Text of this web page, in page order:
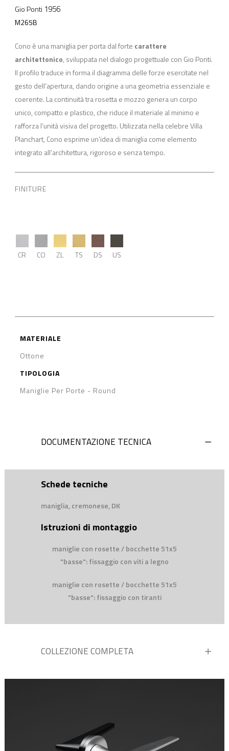
Gio Ponti 1956
M265B
Cono è una maniglia per porta dal forte carattere
architettonico, sviluppata nel dialogo progettuale con Gio Ponti.
Il profilo traduce in forma il diagramma delle forze esercitate nel
gesto dell’apertura, dando origine a una geometria essenziale e
coerente. La continuità tra rosetta e mozzo genera un corpo
unico, compatto e plastico, che riduce il materiale al minimo e
rafforza l’unità visiva del progetto. Utilizzata nella celebre Villa
Planchart, Cono esprime un’idea di maniglia come elemento
integrato all’architettura, rigoroso e senza tempo.
FINITURE
CR CO ZL TS DS US
MATERIALE
Ottone
TIPOLOGIA
Maniglie Per Porte - Round
DOCUMENTAZIONE TECNICA
Schede tecniche
maniglia, cremonese, DK
Istruzioni di montaggio
maniglie con rosette / bocchette 51x5
"basse": fissaggio con viti a legno
maniglie con rosette / bocchette 51x5
"basse": fissaggio con tiranti
COLLEZIONE COMPLETA